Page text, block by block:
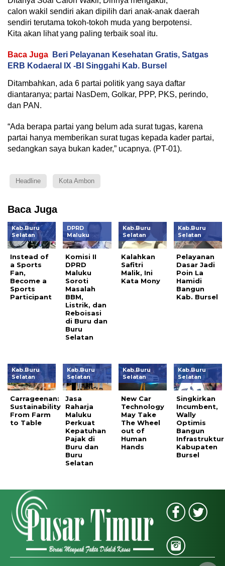
calon wakil sendiri akan dipilih dari anak-anak daerah
sendiri terutama tokoh-tokoh muda yang berpotensi.
Kita akan lihat yang paling terbaik soal itu.
Baca Juga
Beri Pelayanan Kesehatan Gratis, Satgas
ERB Kodaeral IX -BI Singgahi Kab. Bursel
Ditambahkan, ada 6 partai politik yang saya daftar
diantaranya; partai NasDem, Golkar, PPP, PKS, perindo,
dan PAN.
“Ada berapa partai yang belum ada surat tugas, karena
partai hanya memberikan surat tugas kepada kader partai,
sedangkan saya bukan kader,” ucapnya. (PT-01).
Headline Kota Ambon
Baca Juga
Kab.Buru
Selatan
Instead of
a Sports
Fan,
Become a
Sports
Participant
DPRD
Maluku
Komisi II
DPRD
Maluku
Soroti
Masalah
BBM,
Listrik, dan
Reboisasi
di Buru dan
Buru
Selatan
Kab.Buru
Selatan
Kalahkan
Safitri
Malik, Ini
Kata Mony
Kab.Buru
Selatan
Pelayanan
Dasar Jadi
Poin La
Hamidi
Bangun
Kab. Bursel
Kab.Buru
Selatan
Carrageenan:
Sustainability
From Farm
to Table
Kab.Buru
Selatan
Jasa
Raharja
Maluku
Perkuat
Kepatuhan
Pajak di
Buru dan
Buru
Selatan
Kab.Buru
Selatan
New Car
Technology
May Take
The Wheel
out of
Human
Hands
Kab.Buru
Selatan
Singkirkan
Incumbent,
Wally
Optimis
Bangun
Infrastruktur
Kabupaten
Bursel